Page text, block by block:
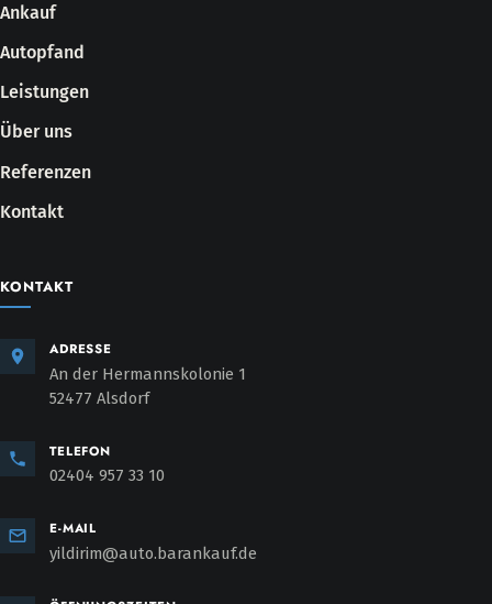
Ankauf
Autopfand
Leistungen
Über uns
Referenzen
Kontakt
KONTAKT
ADRESSE
An der Hermannskolonie 1
52477 Alsdorf
TELEFON
02404 957 33 10
E-MAIL
yildirim@auto.barankauf.de